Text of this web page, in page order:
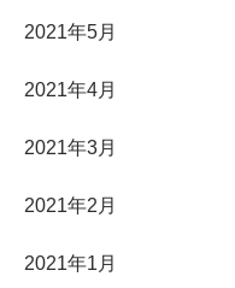
2021年5月
2021年4月
2021年3月
2021年2月
2021年1月